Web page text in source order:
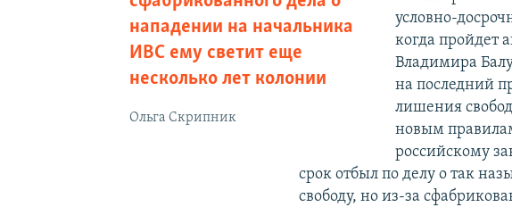
нападении на начальника
ИВС ему светит еще
несколько лет колонии
Ольга Скрипник
условно-
когда пройдет
Владимира
на последний
лишения
новым
российскому
срок отбыл по делу о так
свободу, но из-за